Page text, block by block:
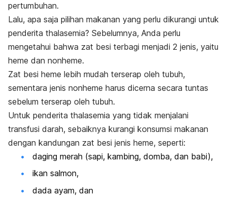
pertumbuhan.
Lalu, apa saja pilihan makanan yang perlu dikurangi untuk
penderita thalasemia? Sebelumnya, Anda perlu
mengetahui bahwa zat besi terbagi menjadi 2 jenis, yaitu
heme dan nonheme.
Zat besi heme lebih mudah terserap oleh tubuh,
sementara jenis nonheme harus dicerna secara tuntas
sebelum terserap oleh tubuh.
Untuk penderita thalasemia yang tidak menjalani
transfusi darah, sebaiknya kurangi konsumsi makanan
dengan kandungan zat besi jenis heme, seperti:
daging merah (sapi, kambing, domba, dan babi),
ikan salmon,
dada ayam, dan